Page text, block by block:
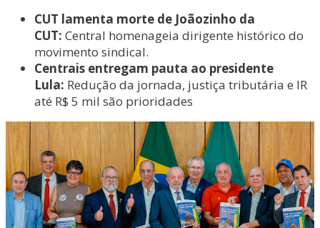
CUT lamenta morte de Joãozinho da
CUT: Central homenageia dirigente histórico do
movimento sindical.
Centrais entregam pauta ao presidente
Lula: Redução da jornada, justiça tributária e IR
até R$ 5 mil são prioridades